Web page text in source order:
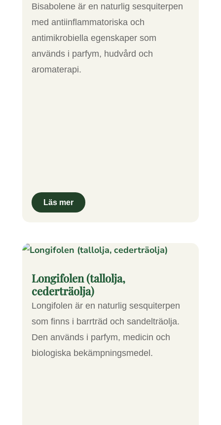
Bisabolene är en naturlig sesquiterpen
med antiinflammatoriska och
antimikrobiella egenskaper som
används i parfym, hudvård och
aromaterapi.
Longifolen (tallolja,
cederträolja)
Longifolen är en naturlig sesquiterpen
som finns i barrträd och sandelträolja.
Den används i parfym, medicin och
biologiska bekämpningsmedel.